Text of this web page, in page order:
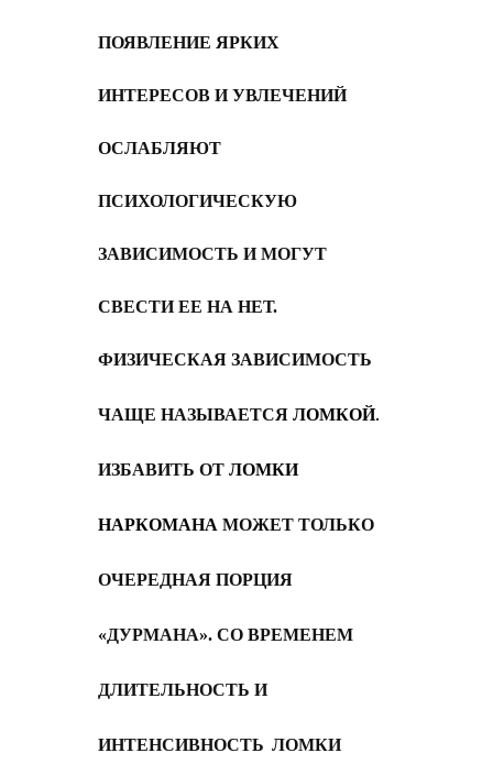
ПОЯВЛЕНИЕ ЯРКИХ
ИНТЕРЕСОВ И УВЛЕЧЕНИЙ
ОСЛАБЛЯЮТ
ПСИХОЛОГИЧЕСКУЮ
ЗАВИСИМОСТЬ И МОГУТ
СВЕСТИ ЕЕ НА НЕТ.
ФИЗИЧЕСКАЯ ЗАВИСИМОСТЬ
ЧАЩЕ НАЗЫВАЕТСЯ ЛОМКОЙ.
ИЗБАВИТЬ ОТ ЛОМКИ
НАРКОМАНА МОЖЕТ ТОЛЬКО
ОЧЕРЕДНАЯ ПОРЦИЯ
«ДУРМАНА». СО ВРЕМЕНЕМ
ДЛИТЕЛЬНОСТЬ И
ИНТЕНСИВНОСТЬ ЛОМКИ